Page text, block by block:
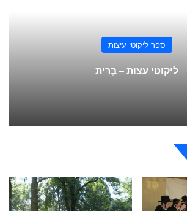
ספר ליקוטי עיצות
ליקוטי עצות – בְּרִית